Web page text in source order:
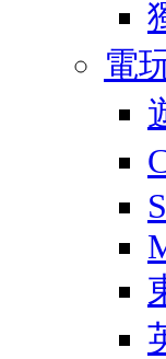
電